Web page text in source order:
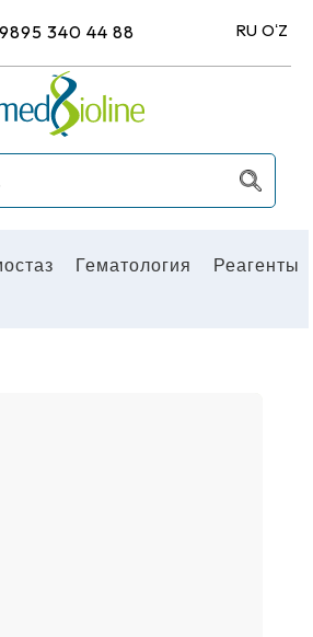
340 44 88 RU OʻZ
Гематология Реагенты
ОБОРУДОВАНИЕ